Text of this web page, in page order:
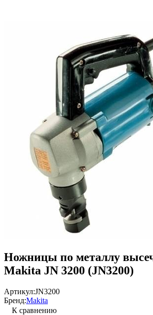
Ножницы по металлу
Makita JN 3200 (JN3200)
Артикул:JN3200
Бренд:Makita
К сравнению